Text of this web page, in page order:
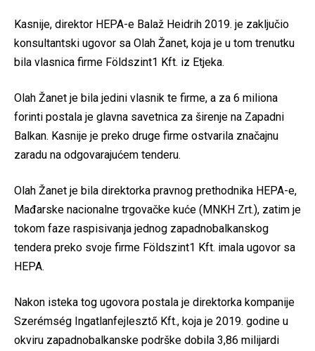
Kasnije, direktor HEPA-e Balaž Heidrih 2019. je zaključio
konsultantski ugovor sa Olah Žanet, koja je u tom trenutku
bila vlasnica firme Földszint1 Kft. iz Etjeka.
Olah Žanet je bila jedini vlasnik te firme, a za 6 miliona
forinti postala je glavna savetnica za širenje na Zapadni
Balkan. Kasnije je preko druge firme ostvarila značajnu
zaradu na odgovarajućem tenderu.
Olah Žanet je bila direktorka pravnog prethodnika HEPA-e,
Mađarske nacionalne trgovačke kuće (MNKH Zrt.), zatim je
tokom faze raspisivanja jednog zapadnobalkanskog
tendera preko svoje firme Földszint1 Kft. imala ugovor sa
HEPA.
Nakon isteka tog ugovora postala je direktorka kompanije
Szerémség Ingatlanfejlesztő Kft., koja je 2019. godine u
okviru zapadnobalkanske podrške dobila 3,86 milijardi